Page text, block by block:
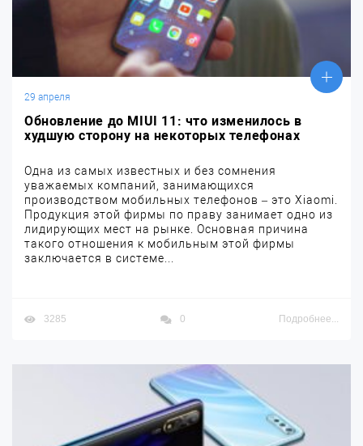
29 апреля
Обновление до MIUI 11: что изменилось в
худшую сторону на некоторых телефонах
Одна из самых известных и без сомнения
уважаемых компаний, занимающихся
производством мобильных телефонов – это Xiaomi.
Продукция этой фирмы по праву занимает одно из
лидирующих мест на рынке. Основная причина
такого отношения к мобильным этой фирмы
заключается в системе...
3285 0 Подробнее...